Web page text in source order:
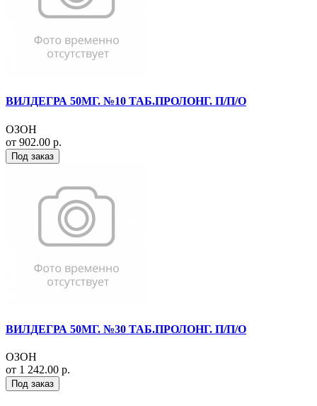
ВИЛДЕГРА 50МГ. №10 ТАБ.ПРОЛОНГ. П/П/О
ОЗОН
от 902.00 р.
Под заказ
ВИЛДЕГРА 50МГ. №30 ТАБ.ПРОЛОНГ. П/П/О
ОЗОН
от 1 242.00 р.
Под заказ